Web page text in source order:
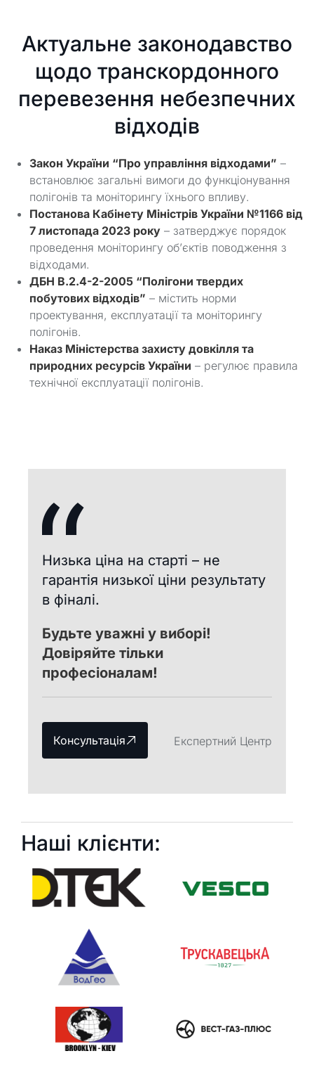
Актуальне законодавство
щодо транскордонного
перевезення небезпечних
відходів
Закон України “Про управління відходами” –
встановлює загальні вимоги до функціонування
полігонів та моніторингу їхнього впливу.
Постанова Кабінету Міністрів України №1166 від
7 листопада 2023 року – затверджує порядок
проведення моніторингу об’єктів поводження з
відходами.
ДБН В.2.4-2-2005 “Полігони твердих
побутових відходів” – містить норми
проектування, експлуатації та моніторингу
полігонів.
Наказ Міністерства захисту довкілля та
природних ресурсів України – регулює правила
технічної експлуатації полігонів.
Низька ціна на старті – не
гарантія низької ціни результату
в фіналі.
Будьте уважні у виборі!
Довіряйте тільки
професіоналам!
Консультація Експертний Центр
Наші клієнти: